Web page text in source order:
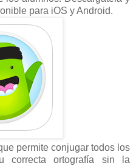
para iOS y Android.
permite conjugar todos los
correcta ortografía sin la